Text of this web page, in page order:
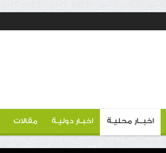
اخبــار محليـة اخبـار دوليـة مقالات